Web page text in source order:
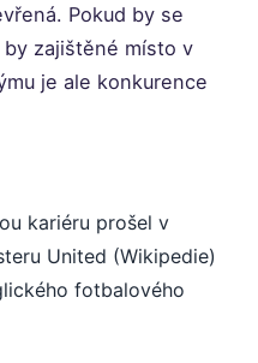
Pokud by se
zajištěné místo v
je ale konkurence
kariéru prošel v
United (Wikipedie)
fotbalového